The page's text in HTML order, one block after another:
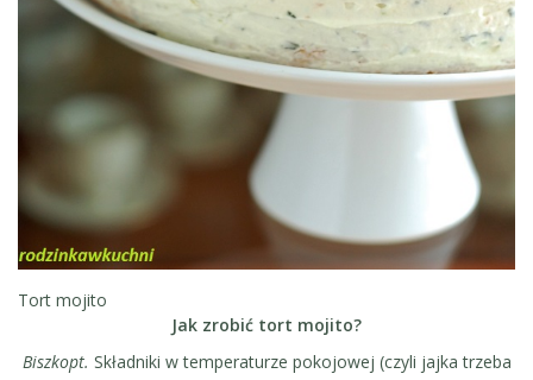
Tort mojito
Jak zrobić tort mojito?
Biszkopt. Składniki w temperaturze pokojowej (czyli jajka trzeba